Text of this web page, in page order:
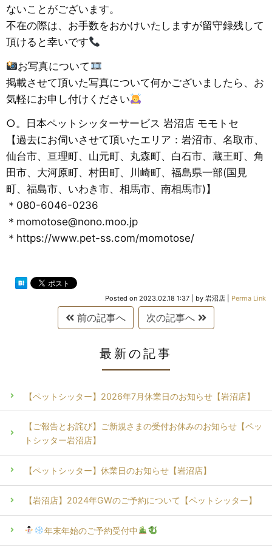
ないことがございます。
不在の際は、お手数をおかけいたしますが留守録残して
頂けると幸いです
お写真について
掲載させて頂いた写真について何かございましたら、お
気軽にお申し付けください
○。日本ペットシッターサービス 岩沼店 モモトセ
【過去にお伺いさせて頂いたエリア：岩沼市、名取市、
仙台市、亘理町、山元町、丸森町、白石市、蔵王町、角
田市、大河原町、村田町、川崎町、福島県一部(国見
町、福島市、いわき市、相馬市、南相馬市)】
＊080-6046-0236
＊momotose@nono.moo.jp
＊https://www.pet-ss.com/momotose/
Posted on 2023.02.18 1:37 by 岩沼店 Perma Link
前の記事へ 次の記事へ
最新の記事
【ペットシッター】2026年7月休業日のお知らせ【岩沼店】
【ご報告とお詫び】ご新規さまの受付お休みのお知らせ【ペッ
トシッター岩沼店】
【ペットシッター】休業日のお知らせ【岩沼店】
【岩沼店】2024年GWのご予約について【ペットシッター】
年末年始のご予約受付中